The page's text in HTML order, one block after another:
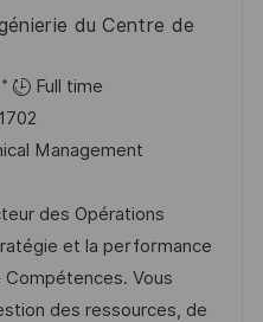
du Centre de
Full time
Management
des Opérations
et la performance
Vous
des ressources, de